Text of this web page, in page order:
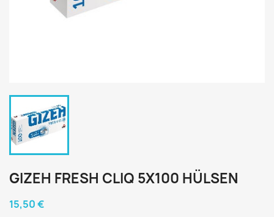
GIZEH FRESH CLIQ 5X100 HÜLSEN
15,50 €